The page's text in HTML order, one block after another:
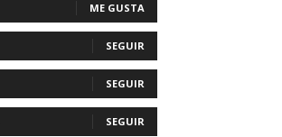
ME GUSTA
SEGUIR
SEGUIR
SEGUIR